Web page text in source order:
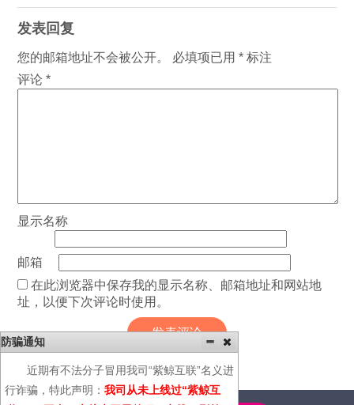
发表回复
您的邮箱地址不会被公开。 必填项已用* 标注
评论*
显示名称
邮箱
在此浏览器中保存我的显示名称、邮箱地址和网站地
址，以便下次评论时使用。
防骗通知
近期有不法分子冒用我司“紫鲸互联”名义进
行诈骗，特此声明： 我司从未上线过“紫鲸互